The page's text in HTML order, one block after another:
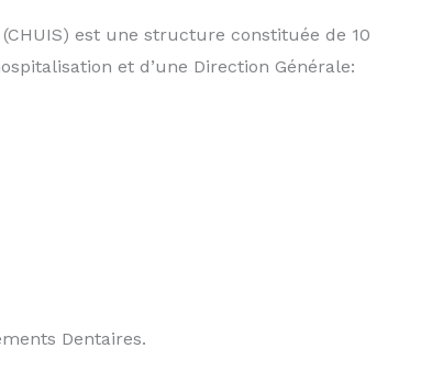
est une structure constituée de 10
et d’une Direction Générale:
Dentaires.